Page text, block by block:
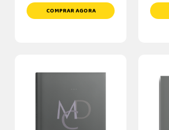
COMPRAR AGORA